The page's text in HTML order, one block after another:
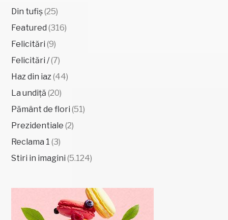
Din tufiș(25)
Featured (316)
Felicitări (9)
Felicitări /(7)
Haz din iaz(44)
La undiță (20)
Pământ de flori (51)
Prezidentiale (2)
Reclama 1 (3)
Stiri in imagini (5.124)